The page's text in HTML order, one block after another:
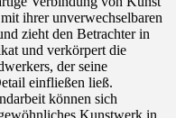
ihrer unverwechselbaren
zieht den Betrachter in
und verkörpert die
der seine
einfließen ließ.
können sich
Kunstwerk in